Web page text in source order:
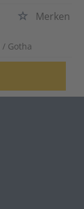
Merken
/ Gotha